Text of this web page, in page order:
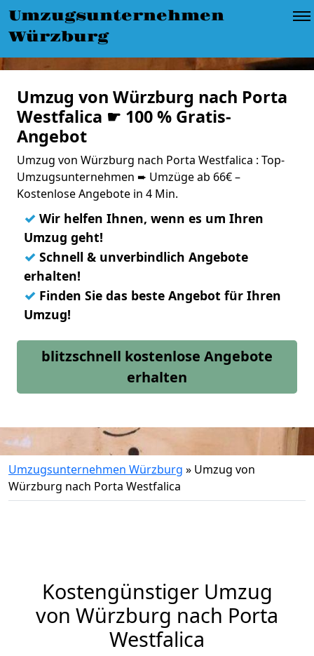
Umzugsunternehmen
Würzburg
Umzug von Würzburg nach Porta
Westfalica ☛ 100 % Gratis-
Angebot
Umzug von Würzburg nach Porta Westfalica : Top-
Umzugsunternehmen ➨ Umzüge ab 66€ –
Kostenlose Angebote in 4 Min.
✓ Wir helfen Ihnen, wenn es um Ihren
Umzug geht!
✓ Schnell & unverbindlich Angebote
erhalten!
✓ Finden Sie das beste Angebot für Ihren
Umzug!
blitzschnell kostenlose Angebote
erhalten
Umzugsunternehmen Würzburg » Umzug von
Würzburg nach Porta Westfalica
Kostengünstiger Umzug
von Würzburg nach Porta
Westfalica